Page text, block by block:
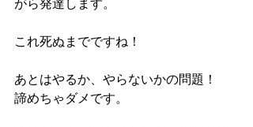
がら発達します。
これ死ぬまでですね！
あとはやるか、やらないかの問題！
諦めちゃダメです。